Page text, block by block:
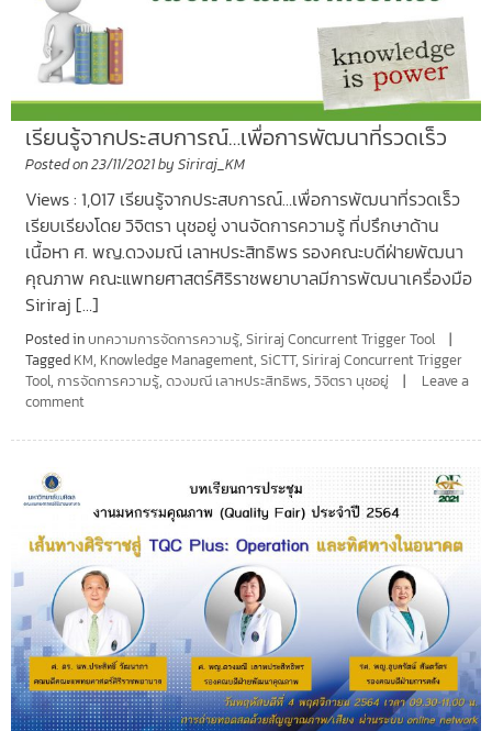
เรียนรู้จากประสบการณ์…เพื่อการพัฒนาที่รวดเร็ว
Posted on23/11/2021by Siriraj_KM
Views : 1,017 เรียนรู้จากประสบการณ์…เพื่อการพัฒนาที่รวดเร็ว
เรียบเรียงโดย วิจิตรา นุชอยู่ งานจัดการความรู้ ที่ปรึกษาด้าน
เนื้อหา ศ. พญ.ดวงมณี เลาหประสิทธิพร รองคณะบดีฝ่ายพัฒนา
คุณภาพ คณะแพทยศาสตร์ศิริราชพยาบาลมีการพัฒนาเครื่องมือ
Siriraj […]
Posted in บทความการจัดการความรู้, Siriraj Concurrent Trigger Tool
Tagged KM, Knowledge Management, SiCTT, Siriraj Concurrent Trigger
Tool, การจัดการความรู้, ดวงมณี เลาหประสิทธิพร, วิจิตรา นุชอยู่
Leave a
comment